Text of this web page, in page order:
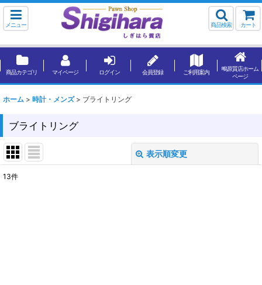
メニュー 商品検索 カート
商品カテゴリ マイページ ログイン 会員登録 ご利用案内
鴫原質店ホーム
ページ
ホーム > 時計・メンズ > ブライトリング
ブライトリング
表示順変更
13件